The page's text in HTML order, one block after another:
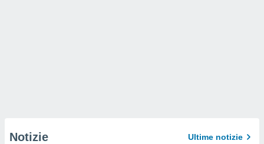
Notizie Ultime notizie